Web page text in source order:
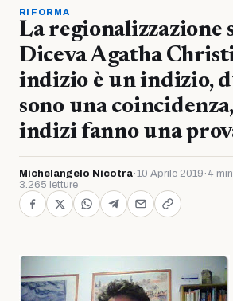
RIFORMA
La regionalizzazione
Diceva Agatha
indizio è un indizio,
sono una
indizi fanno una
Michelangelo Nicotra·10 Aprile 2019 · 4
3.265 letture